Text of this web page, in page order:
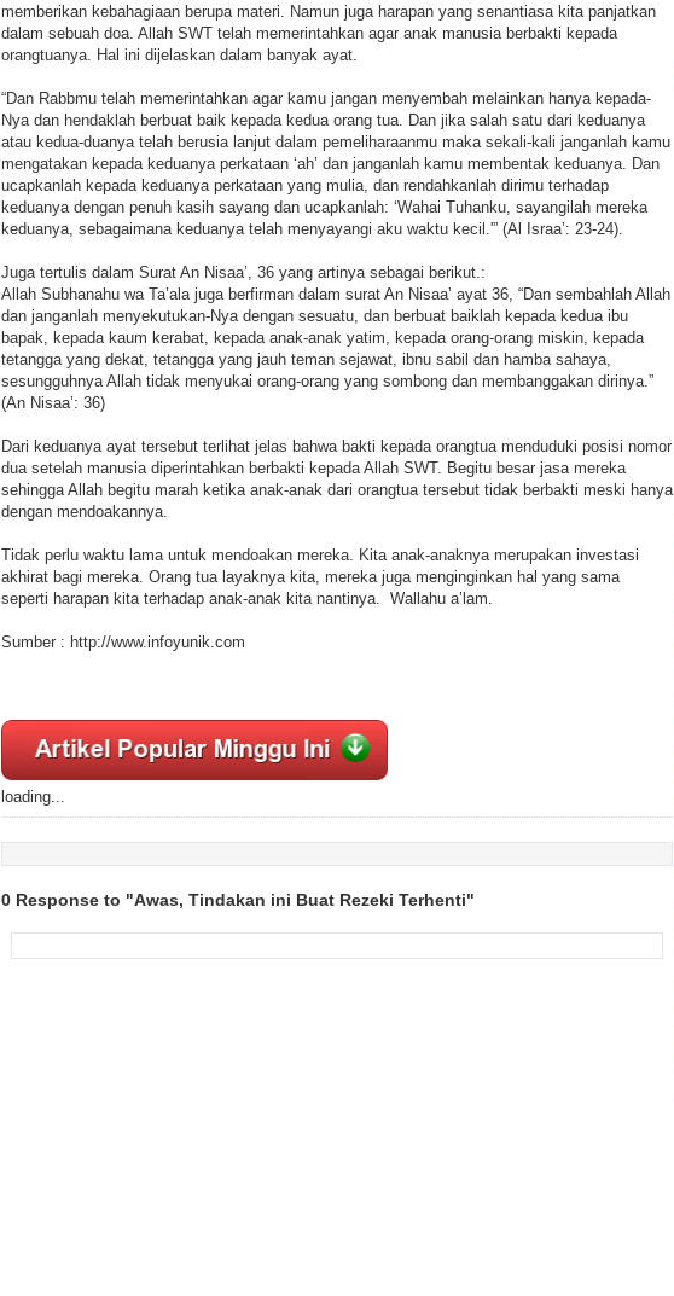
memberikan kebahagiaan berupa materi. Namun juga harapan yang senantiasa kita panjatkan
dalam sebuah doa. Allah SWT telah memerintahkan agar anak manusia berbakti kepada
orangtuanya. Hal ini dijelaskan dalam banyak ayat.
“Dan Rabbmu telah memerintahkan agar kamu jangan menyembah melainkan hanya kepada-
Nya dan hendaklah berbuat baik kepada kedua orang tua. Dan jika salah satu dari keduanya
atau kedua-duanya telah berusia lanjut dalam pemeliharaanmu maka sekali-kali janganlah kamu
mengatakan kepada keduanya perkataan ‘ah’ dan janganlah kamu membentak keduanya. Dan
ucapkanlah kepada keduanya perkataan yang mulia, dan rendahkanlah dirimu terhadap
keduanya dengan penuh kasih sayang dan ucapkanlah: ‘Wahai Tuhanku, sayangilah mereka
keduanya, sebagaimana keduanya telah menyayangi aku waktu kecil.'” (Al Israa’: 23-24).
Juga tertulis dalam Surat An Nisaa’, 36 yang artinya sebagai berikut.:
Allah Subhanahu wa Ta’ala juga berfirman dalam surat An Nisaa’ ayat 36, “Dan sembahlah Allah
dan janganlah menyekutukan-Nya dengan sesuatu, dan berbuat baiklah kepada kedua ibu
bapak, kepada kaum kerabat, kepada anak-anak yatim, kepada orang-orang miskin, kepada
tetangga yang dekat, tetangga yang jauh teman sejawat, ibnu sabil dan hamba sahaya,
sesungguhnya Allah tidak menyukai orang-orang yang sombong dan membanggakan dirinya.”
(An Nisaa’: 36)
Dari keduanya ayat tersebut terlihat jelas bahwa bakti kepada orangtua menduduki posisi nomor
dua setelah manusia diperintahkan berbakti kepada Allah SWT. Begitu besar jasa mereka
sehingga Allah begitu marah ketika anak-anak dari orangtua tersebut tidak berbakti meski hanya
dengan mendoakannya.
Tidak perlu waktu lama untuk mendoakan mereka. Kita anak-anaknya merupakan investasi
akhirat bagi mereka. Orang tua layaknya kita, mereka juga menginginkan hal yang sama
seperti harapan kita terhadap anak-anak kita nantinya. Wallahu a’lam.
Sumber : http://www.infoyunik.com
loading...
0 Response to "Awas, Tindakan ini Buat Rezeki Terhenti"